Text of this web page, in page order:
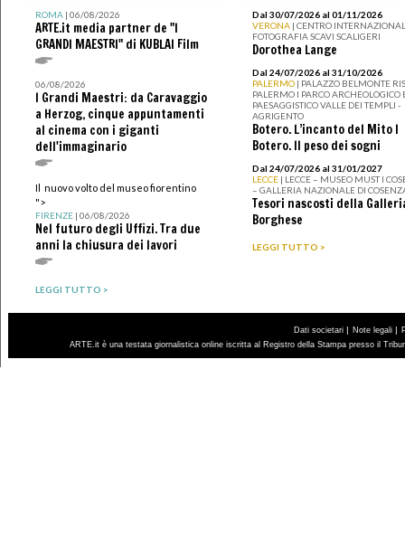
ROMA| 06/08/2026
ARTE.it media partner de "I
GRANDI MAESTRI" di KUBLAI Film
06/08/2026
I Grandi Maestri: da Caravaggio
a Herzog, cinque appuntamenti
al cinema con i giganti
dell'immaginario
Il nuovo volto del museo fiorentino
">
FIRENZE| 06/08/2026
Nel futuro degli Uffizi. Tra due
anni la chiusura dei lavori
LEGGI TUTTO >
Dal 30/07/2026 al 01/11/2026
VERONA | CENTRO
FOTOGRAFIA SCAVI SCALIGERI
Dorothea Lange
Dal 24/07/2026 al 31/10/2026
PALERMO | PALAZZO BELMONTE
PALERMO I PARCO ARCHEOLOGICO
PAESAGGISTICO VALLE DEI TEMPLI -
AGRIGENTO
Botero. L’incanto del Mito I
Botero. Il peso dei sogni
Dal 24/07/2026 al 31/01/2027
LECCE | LECCE – MUSEO MUST I
– GALLERIA NAZIONALE DI
Tesori nascosti della
Borghese
LEGGI TUTTO >
Dati societari | Note legali |
ARTE.it è una testata giornalistica online iscritta al Registro della Stampa presso il